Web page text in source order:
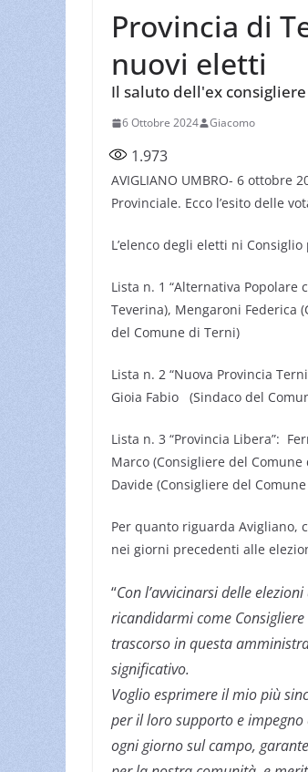
Provincia di
nuovi eletti
Il saluto dell'ex
6 Ottobre 2024 Giacomo
1.973
AVIGLIANO UMBRO- 6 ottobre
Provinciale. Ecco l’esito delle
L’elenco degli eletti ni
Lista n. 1 “Alternativa Popolare
Teverina), Mengaroni Federica
del Comune di Terni)
Lista n. 2 “Nuova Provincia
Gioia Fabio (Sindaco del
Lista n. 3 “Provincia Libera”:
Marco (Consigliere del
Davide (Consigliere del
Per quanto riguarda Avigliano,
nei giorni precedenti alle
“Con l’avvicinarsi delle
ricandidarmi come
trascorso in questa
significativo.
Voglio esprimere il mio più
per il loro supporto e
ogni giorno sul campo,